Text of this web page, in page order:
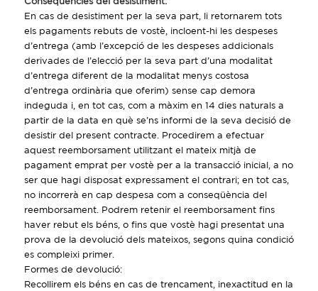
Consequències del desistiment:
En cas de desistiment per la seva part, li retornarem tots
els pagaments rebuts de vostè, incloent-hi les despeses
d’entrega (amb l’excepció de les despeses addicionals
derivades de l’elecció per la seva part d’una modalitat
d’entrega diferent de la modalitat menys costosa
d’entrega ordinària que oferim) sense cap demora
indeguda i, en tot cas, com a màxim en 14 dies naturals a
partir de la data en què se’ns informi de la seva decisió de
desistir del present contracte. Procedirem a efectuar
aquest reemborsament utilitzant el mateix mitjà de
pagament emprat per vostè per a la transacció inicial, a no
ser que hagi disposat expressament el contrari; en tot cas,
no incorrerà en cap despesa com a conseqüència del
reemborsament. Podrem retenir el reemborsament fins
haver rebut els béns, o fins que vostè hagi presentat una
prova de la devolució dels mateixos, segons quina condició
es compleixi primer.
Formes de devolució:
Recollirem els béns en cas de trencament, inexactitud en la